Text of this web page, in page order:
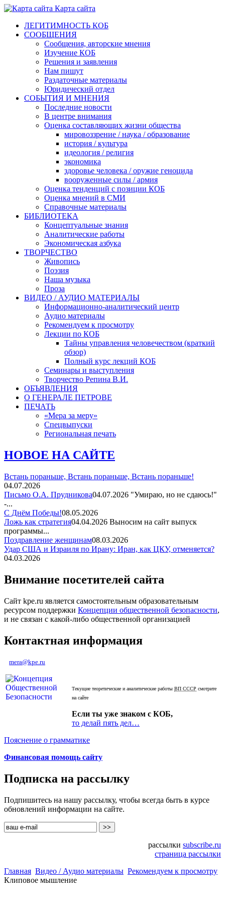
Карта сайта
ЛЕГИТИМНОСТЬ КОБ
СООБЩЕНИЯ
Сообщения, авторские мнения
Изучение КОБ
Решения и заявления
Нам пишут
Раздаточные материалы
Юридический отдел
СОБЫТИЯ И МНЕНИЯ
Последние новости
В центре внимания
Оценка составляющих жизни общества
мировоззрение / наука / образование
история / культура
идеология / религия
экономика
здоровье человека / оружие геноцида
вооруженные силы / армия
Оценка тенденций с позиции КОБ
Оценка мнений в СМИ
Справочные материалы
БИБЛИОТЕКА
Концептуальные знания
Аналитические работы
Экономическая азбука
ТВОРЧЕСТВО
Живопись
Поэзия
Наша музыка
Проза
ВИДЕО / АУДИО МАТЕРИАЛЫ
Информационно-аналитический центр
Аудио материалы
Рекомендуем к просмотру
Лекции по КОБ
Тайны управления человечеством (краткий
обзор)
Полный курс лекций КОБ
Семинары и выступления
Творчество Репина В.И.
ОБЪЯВЛЕНИЯ
О ГЕНЕРАЛЕ ПЕТРОВЕ
ПЕЧАТЬ
«Мера за меру»
Спецвыпуски
Региональная печать
НОВОЕ НА САЙТЕ
Встань пораньше, Встань пораньше, Встань пораньше!
04.07.2026
Письмо О.А. Прудникова04.07.2026 "Умираю, но не сдаюсь!"
-...
С Днём Победы!08.05.2026
Ложь как стратегия04.04.2026 Выносим на сайт выпуск
программы...
Поздравление женщинам08.03.2026
Удар США и Израиля по Ирану: Иран, как ЦКУ, отменяется?
04.03.2026
Внимание посетителей сайта
Сайт kpe.ru является самостоятельным образовательным
ресурсом поддержки Концепции общественной безопасности,
и не связан с какой-либо общественной организацией
Контактная информация
mera@kpe.ru
Текущие теоретические и аналитические работы ВП СССР смотрите
на сайте
Если ты уже знаком с КОБ,
то делай пять дел…
Пояснение о грамматике
Финансовая помощь сайту
Подписка на рассылку
Подпишитесь на нашу рассылку, чтобы всегда быть в курсе
обновлений информации на сайте.
рассылки subscribe.ru
страница рассылки
Главная Видео / Аудио материалы Рекомендуем к просмотру
Клиповое мышление